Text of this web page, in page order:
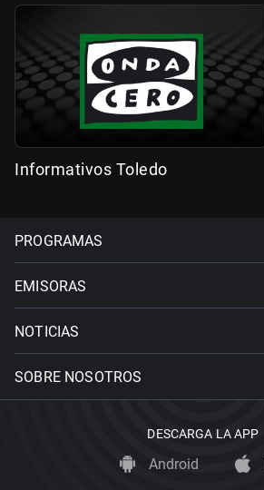
Informativos Toledo
PROGRAMAS
EMISORAS
NOTICIAS
SOBRE NOSOTROS
DESCARGA LA APP
Android